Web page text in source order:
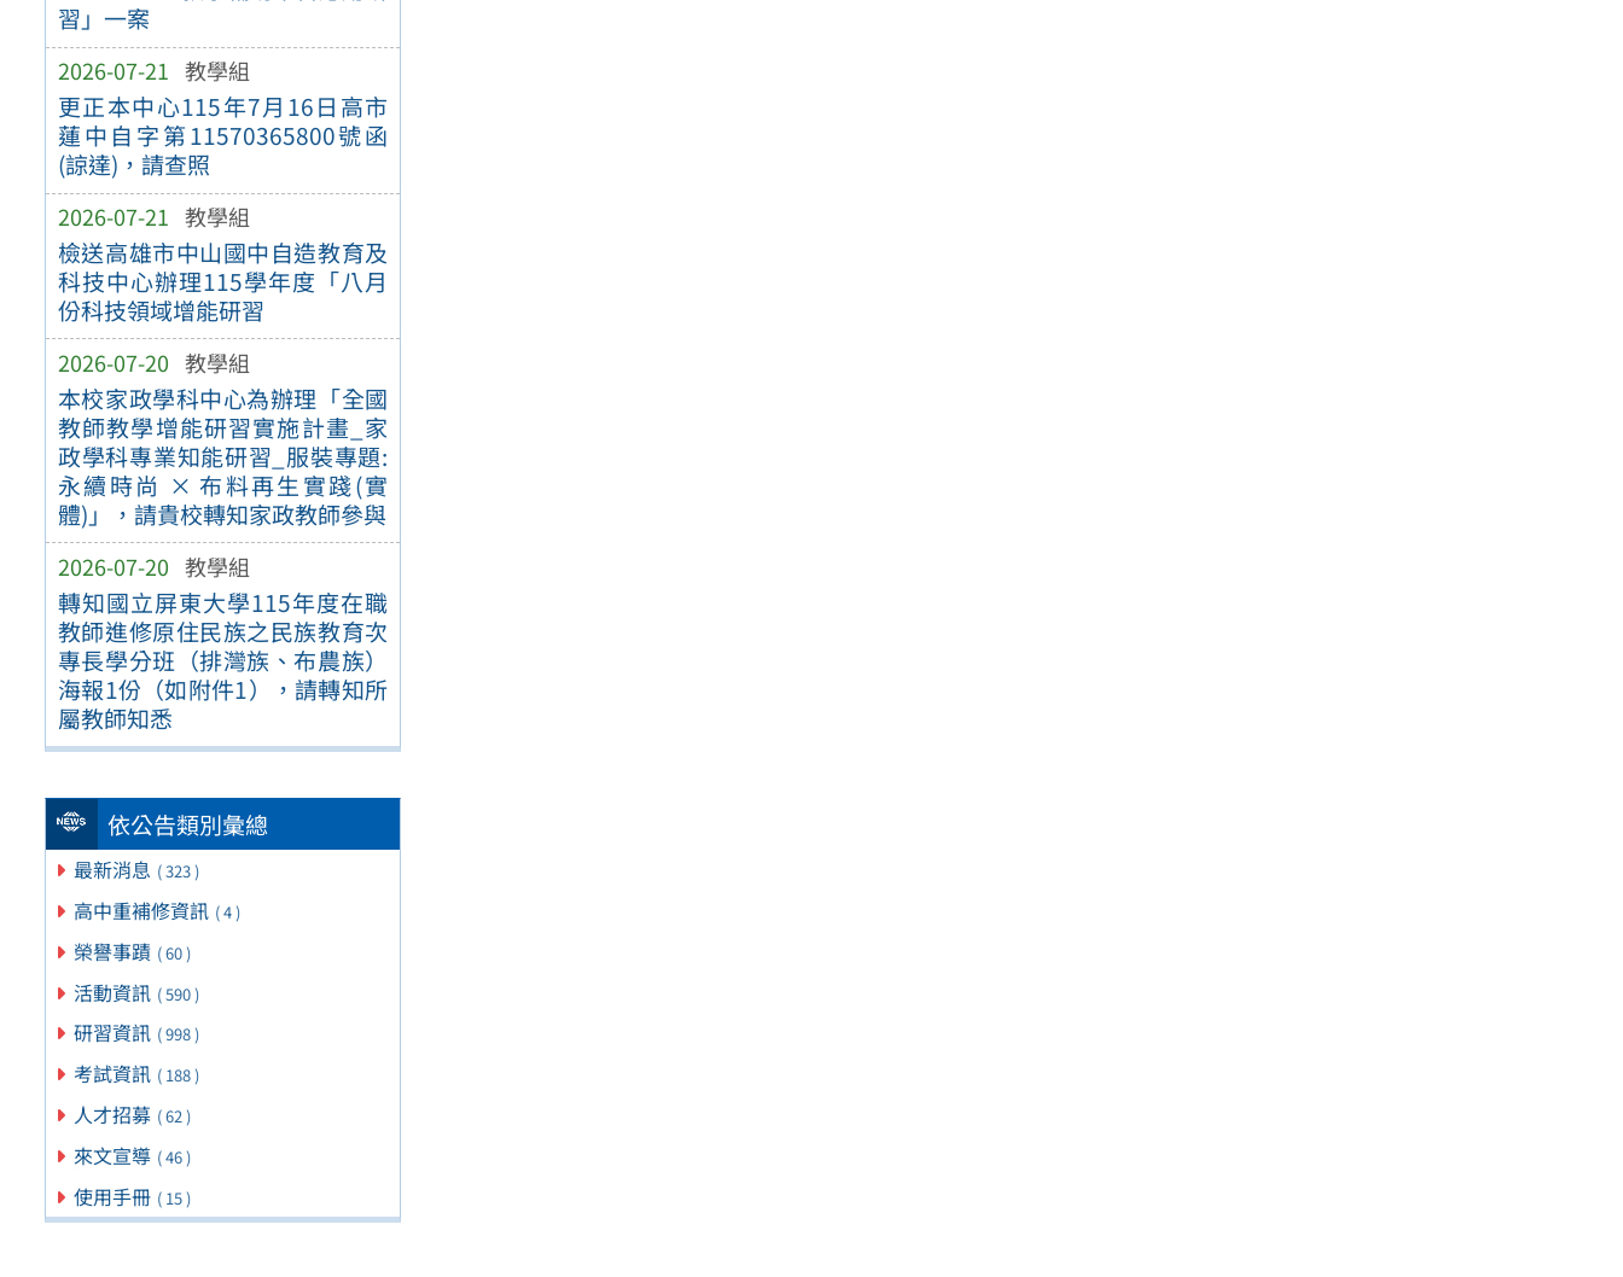
習」一案
2026-07-21 教學組
更正本中心115年7月16日高市
蓮中自字第11570365800號函
(諒達)，請查照
2026-07-21 教學組
檢送高雄市中山國中自造教育及
科技中心辦理115學年度「八月
份科技領域增能研習
2026-07-20 教學組
本校家政學科中心為辦理「全國
教師教學增能研習實施計畫_家
政學科專業知能研習_服裝專題:
永續時尚 × 布料再生實踐(實
體)」，請貴校轉知家政教師參與
2026-07-20 教學組
轉知國立屏東大學115年度在職
教師進修原住民族之民族教育次
專長學分班（排灣族、布農族）
海報1份（如附件1），請轉知所
屬教師知悉
依公告類別彙總
最新消息 ( 323 )
高中重補修資訊 ( 4 )
榮譽事蹟 ( 60 )
活動資訊 ( 590 )
研習資訊 ( 998 )
考試資訊 ( 188 )
人才招募 ( 62 )
來文宣導 ( 46 )
使用手冊 ( 15 )